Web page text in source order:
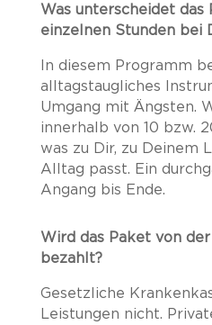
Was unterscheidet das
einzelnen Stunden bei
In diesem Programm
alltagstaugliches
Umgang mit Ängsten.
innerhalb von 10 bzw.
was zu Dir, zu Deinem
Alltag passt. Ein
Angang bis Ende.
Wird das Paket von
bezahlt?
Gesetzliche
Leistungen nicht.